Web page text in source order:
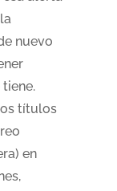
nuevo
títulos
en